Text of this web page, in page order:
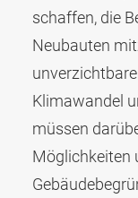
schaffen, die
Neubauten
Klimawandel
müssen
Möglichkeiten